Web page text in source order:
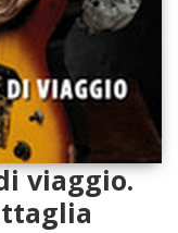
viaggio.